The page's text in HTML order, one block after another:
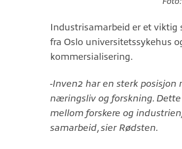
Industrisamarbeid er et viktig
fra Oslo universitetssykehus
kommersialisering.
-Inven2 har en sterk
næringsliv og forskning.
mellom forskere og
samarbeid,sier Rødsten.